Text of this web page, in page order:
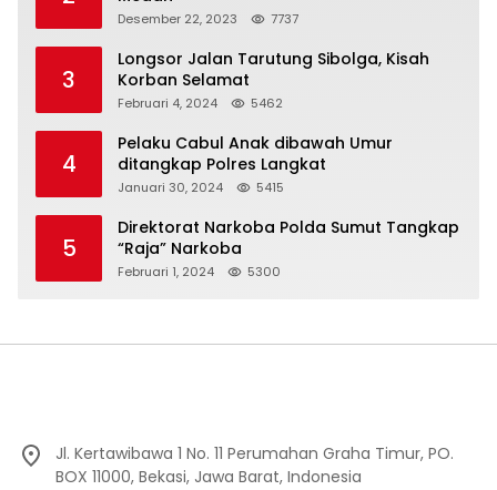
Desember 22, 2023 7737
3
Longsor Jalan Tarutung Sibolga, Kisah
Korban Selamat
Februari 4, 2024 5462
4
Pelaku Cabul Anak dibawah Umur
ditangkap Polres Langkat
Januari 30, 2024 5415
5
Direktorat Narkoba Polda Sumut Tangkap
“Raja” Narkoba
Februari 1, 2024 5300
Jl. Kertawibawa 1 No. 11 Perumahan Graha Timur, PO.
BOX 11000, Bekasi, Jawa Barat, Indonesia